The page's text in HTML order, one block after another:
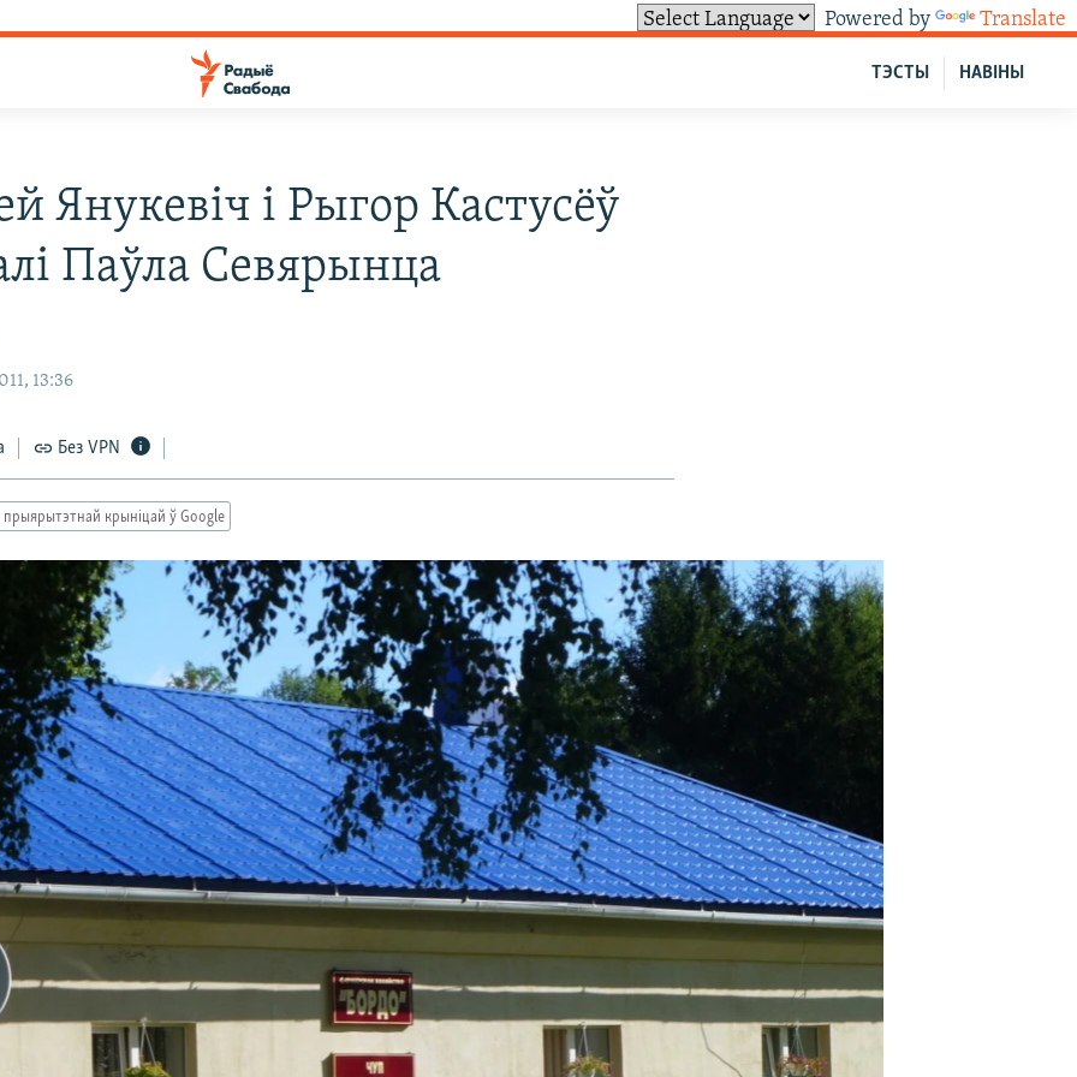
Powered by Translate
НАВІНЫ
ТЭСТЫ
Янукевіч і Рыгор Кастусёў
Паўла Севярынца
13:36
Без VPN
прыярытэтнай крыніцай ў Google